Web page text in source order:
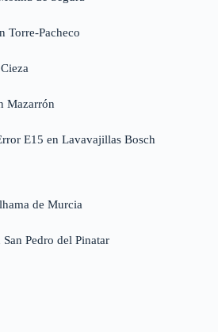
Torre-Pacheco
Mazarrón
E15 en Lavavajillas Bosch
de Murcia
Pedro del Pinatar